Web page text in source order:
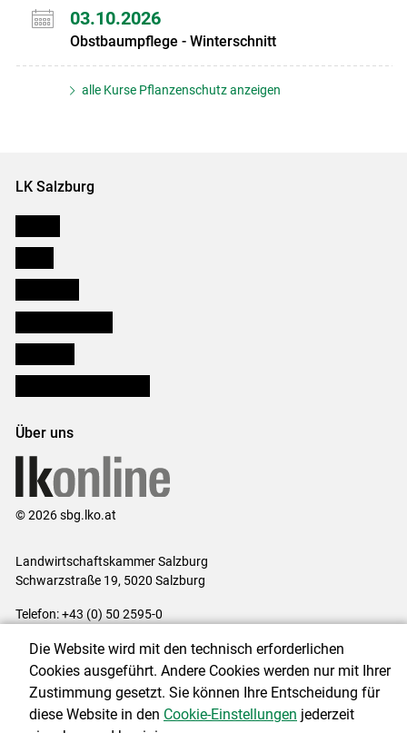
03.10.2026
Obstbaumpflege - Winterschnitt
alle Kurse Pflanzenschutz anzeigen
LK Salzburg
Über uns
© 2026 sbg.lko.at
Landwirtschaftskammer Salzburg
Schwarzstraße 19, 5020 Salzburg
Telefon: +43 (0) 50 2595-0
Impressum|Kontakt|Datenschutzerklärung|Barrierefreiheit|
Cookie-Einstellungen
Die Website wird mit den technisch erforderlichen
Cookies ausgeführt. Andere Cookies werden nur mit Ihrer
Zustimmung gesetzt. Sie können Ihre Entscheidung für
diese Website in den Cookie-Einstellungen jederzeit